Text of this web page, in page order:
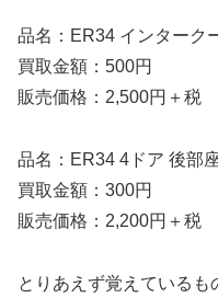
品名：ER34 インターク
買取金額：500円
販売価格：2,500円＋税
品名：ER34 4ドア 後部
買取金額：300円
販売価格：2,200円＋税
とりあえず覚えているも